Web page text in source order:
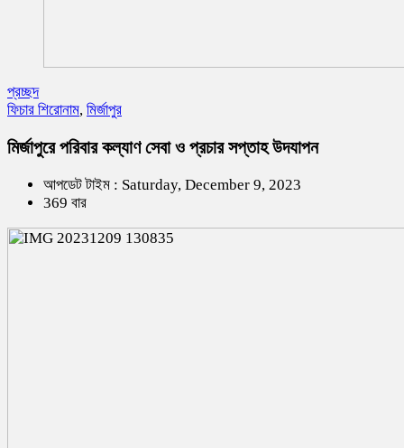
প্রচ্ছদ
ফিচার শিরোনাম, মির্জাপুর
মির্জাপুরে পরিবার কল্যাণ সেবা ও প্রচার সপ্তাহ উদযাপন
আপডেট টাইম : Saturday, December 9, 2023
369 বার